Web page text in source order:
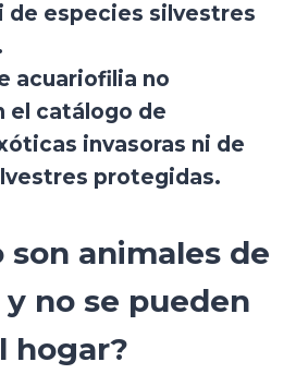
de especies silvestres
acuariofilia no
el catálogo de
invasoras ni de
protegidas.
son animales de
no se pueden
hogar?